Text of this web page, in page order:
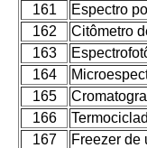
161
Espectro
162
Citômetro
163
164
165
166
167
Freezer de